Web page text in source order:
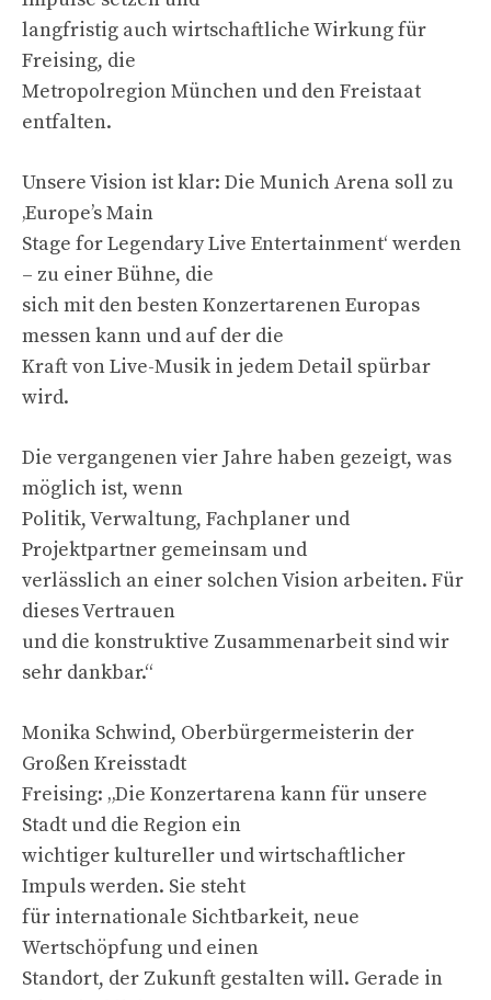
langfristig auch wirtschaftliche Wirkung für
Freising, die
Metropolregion München und den Freistaat
entfalten.
Unsere Vision ist klar: Die Munich Arena soll zu
‚Europe’s Main
Stage for Legendary Live Entertainment‘ werden
– zu einer Bühne, die
sich mit den besten Konzertarenen Europas
messen kann und auf der die
Kraft von Live-Musik in jedem Detail spürbar
wird.
Die vergangenen vier Jahre haben gezeigt, was
möglich ist, wenn
Politik, Verwaltung, Fachplaner und
Projektpartner gemeinsam und
verlässlich an einer solchen Vision arbeiten. Für
dieses Vertrauen
und die konstruktive Zusammenarbeit sind wir
sehr dankbar.“
Monika Schwind, Oberbürgermeisterin der
Großen Kreisstadt
Freising: „Die Konzertarena kann für unsere
Stadt und die Region ein
wichtiger kultureller und wirtschaftlicher
Impuls werden. Sie steht
für internationale Sichtbarkeit, neue
Wertschöpfung und einen
Standort, der Zukunft gestalten will. Gerade in